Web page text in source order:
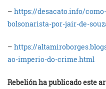
– https://desacato.info/
bolsonarista-por-jair-de-
– https://
ao-imperio-do-crime.html
Rebelión ha publicado este